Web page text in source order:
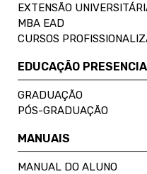
EXTENSÃO
MBA EAD
CURSOS
EDUCAÇÃO
GRADUAÇÃO
PÓS-GRADUAÇÃO
MANUAIS
MANUAL DO ALUNO